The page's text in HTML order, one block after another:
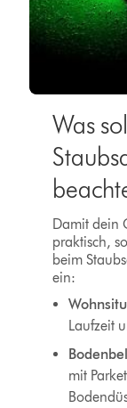
Was
Damit dein
praktisch,
beim
ein:
Laufzeit
mit